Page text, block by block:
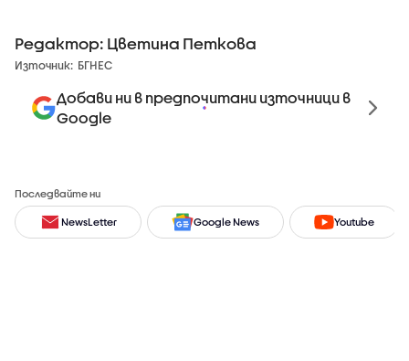
Редактор: Цветина Петкова
Източник: БГНЕС
Добави ни в предпочитани източници в
Google
Последвайте ни
NewsLetter Google News Youtube